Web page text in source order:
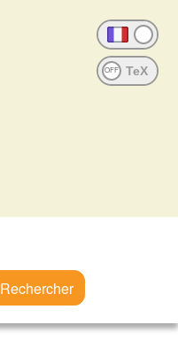
OFF
Rechercher